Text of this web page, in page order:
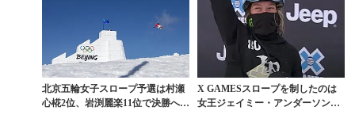
北京五輪女子スロープ予選は村瀬
心椛2位、岩渕麗楽11位で決勝へ。
X GAMESスロープを制したのは
女王ジェイミー・アンダーソン。